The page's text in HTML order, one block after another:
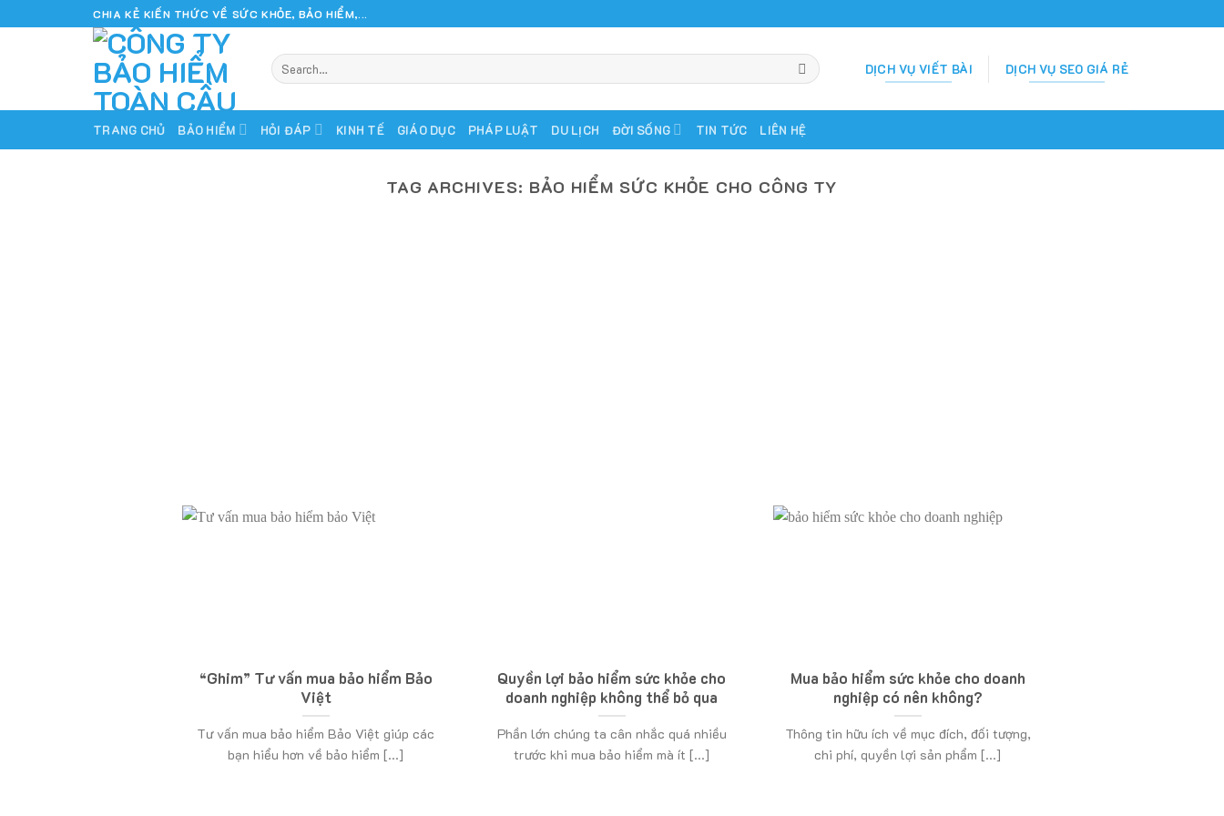
to
CHIA KẺ KIẾN THỨC VỀ SỨC KHỎE, BẢO HIỂM,...
DỊCH VỤ VIẾT BÀI DỊCH VỤ SEO GIÁ RẺ
TRANG CHỦ BẢO HIỂM HỎI ĐÁP KINH TẾ GIÁO DỤC PHÁP LUẬT DU LỊCH ĐỜI SỐNG TIN TỨC LIÊN HỆ
TAG ARCHIVES: BẢO HIỂM SỨC KHỎE CHO CÔNG TY
“Ghim” Tư vấn mua bảo hiểm Bảo
Việt
Tư vấn mua bảo hiểm Bảo Việt giúp các
bạn hiểu hơn về bảo hiểm [...]
Quyền lợi bảo hiểm sức khỏe cho
doanh nghiệp không thể bỏ qua
Phần lớn chúng ta cân nhắc quá nhiều
trước khi mua bảo hiểm mà ít [...]
Mua bảo hiểm sức khỏe cho doanh
nghiệp có nên không?
Thông tin hữu ích về mục đích, đối tượng,
chi phí, quyền lợi sản phẩm [...]